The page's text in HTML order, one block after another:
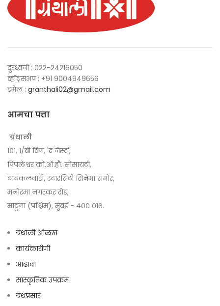
दुरध्वनी : 022-24216050
व्हॉट्सअप : +91 9004949656
इमेल : granthali02@gmail.com
आमचा पत्ता
ग्रंथाली
१०१, १/बी विंग, 'द नेस्ट',
पिंपळेश्वर को.ऑ.हौ. सोसायटी,
टायकलवाडी, स्टारसिटी सिनेमा समोर,
मनोरमा नगरकर रोड,
माटुंगा (पश्चिम), मुंबई - ४०० ०१६.
ग्रंथाली ओळख
कार्यकारीणी
आढावा
सांस्कृतिक उपक्रम
ग्रंथप्रसार